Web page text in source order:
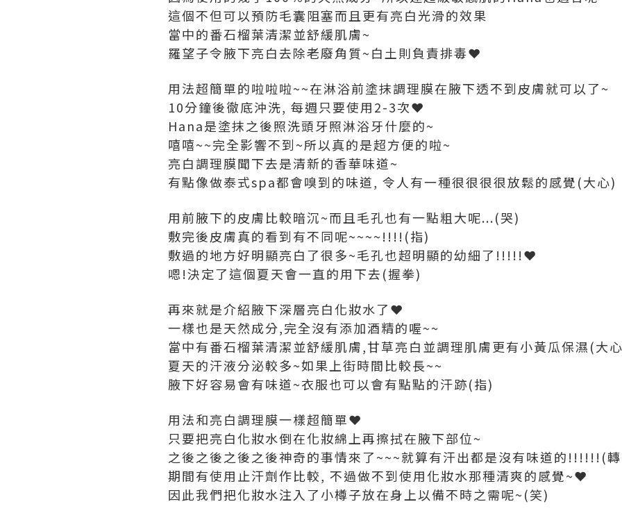
這個不但可以預防毛囊阻塞而且更有亮白光滑的效果
當中的番石榴葉清潔並舒緩肌膚~
羅望子令腋下亮白去除老廢角質~白土則負責排毒❤
用法超簡單的啦啦啦~~在淋浴前塗抹調理膜在腋下透不到皮膚就可以了~
10分鐘後徹底沖洗, 每週只要使用2-3次❤
Hana是塗抹之後照洗頭牙照淋浴牙什麼的~
嘻嘻~~完全影響不到~所以真的是超方便的啦~
亮白調理膜聞下去是清新的香華味道~
有點像做泰式spa都會嗅到的味道, 令人有一種很很很很放鬆的感覺(大心)
用前腋下的皮膚比較暗沉~而且毛孔也有一點粗大呢...(哭)
敷完後皮膚真的看到有不同呢~~~~!!!!(指)
敷過的地方好明顯亮白了很多~毛孔也超明顯的幼細了!!!!!❤
嗯!決定了這個夏天會一直的用下去(握拳)
再來就是介紹腋下深層亮白化妝水了❤
一樣也是天然成分,完全沒有添加酒精的喔~~
當中有番石榴葉清潔並舒緩肌膚,甘草亮白並調理肌膚更有小黃瓜保濕(大
夏天的汗液分泌較多~如果上街時間比較長~~
腋下好容易會有味道~衣服也可以會有點點的汗跡(指)
用法和亮白調理膜一樣超簡單❤
只要把亮白化妝水倒在化妝綿上再擦拭在腋下部位~
之後之後之後之後神奇的事情來了~~~就算有汗出都是沒有味道的!!!!!!(
期間有使用止汗劑作比較, 不過做不到使用化妝水那種清爽的感覺~❤
因此我們把化妝水注入了小樽子放在身上以備不時之需呢~(笑)